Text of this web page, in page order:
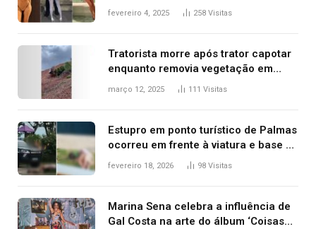
West que apareceu nua no Grammy
fevereiro 4, 2025 258 Visitas
Tratorista morre após trator capotar
enquanto removia vegetação em
ribanceira de rodovia
março 12, 2025 111 Visitas
Estupro em ponto turístico de Palmas
ocorreu em frente à viatura e base de
segurança; polícia investiga
fevereiro 18, 2026 98 Visitas
Marina Sena celebra a influência de
Gal Costa na arte do álbum ‘Coisas